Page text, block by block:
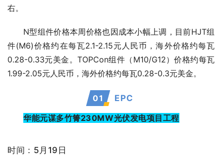
右。
N型组件价格本周价格也因成本小幅上调，目前HJT组
件(M6)价格约在每瓦2.1-2.15元人民币，海外价格约每瓦
0.28-0.33元美金。TOPCon组件（M10/G12）价格约每瓦
1.99-2.05元人民币，海外价格约每瓦0.28-0.3元美金。
01
EPC
华能元谋多竹箐230MW光伏发电项目工程
时间：5月19日